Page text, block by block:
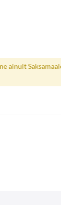
ainult